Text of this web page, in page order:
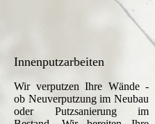
Innenputzarbeiten
Wir verputzen Ihre Wände -
ob Neuverputzung im Neubau
oder Putzsanierung im